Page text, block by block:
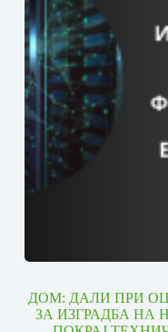
ДОМ: ДАЛИ ПРИ
ЗА ИЗГРАДБА НА